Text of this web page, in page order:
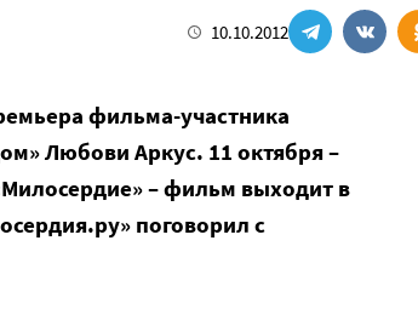
10.10.2012
фильма-участника
Любови Аркус. 11 октября –
– фильм выходит в
поговорил с